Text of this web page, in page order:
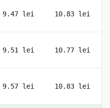
9.47 lei 10.83 lei
9.51 lei 10.77 lei
9.57 lei 10.83 lei